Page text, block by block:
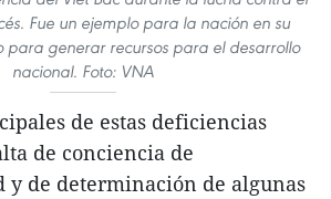
Fue un ejemplo para la nación en su
para generar recursos para el desarrollo
nacional. Foto: VNA
de estas deficiencias
de conciencia de
y de determinación de algunas